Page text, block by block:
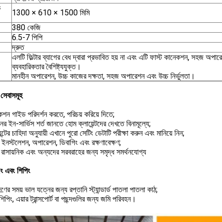
1300 × 610 × 1500 মিমি
380 কেজি
6.5-7 পিপি
দ্রুত
এলটি ফিল্টার ব্যাগের বেধ দ্বারা প্রভাবিত হয় না এবং এটি ফাস্ট কানেকশন, সহজ
ব্যবহারিকতার বৈশিষ্ট্যযুক্ত।
মানহীন অপারেশন, উচ্চ কাজের দক্ষতা, সহজ অপারেশন এবং উচ্চ নির্ভুলতা।
গাইড পরিদর্শন করতে, পরিচয় করিয়ে দিতে;
ইন-সার্ভিস শর্ত জানতে হোম ক্লায়েন্টদের দেখতে বিনামূল্যে;
চাহিদা অনুযায়ী এখানে পুরো সেটিং ডেটাটি পরীক্ষা করুন এবং মানিয়ে নিন;
অপারেশন, ডিবাগিং এবং রক্ষণাবেক্ষণ;
এবং অন্যদের সরবরাহের জন্য সমৃদ্ধ সমর্থনযোগ্য
এবং শিপিং
সময় ভাল যত্নের জন্য রপ্তানি স্ট্যান্ডার্ড পাতলা পাতলা কাঠ;
এয়ার ট্রান্সপোর্ট বা পছন্দগুলির জন্য জমি পরিবহন।